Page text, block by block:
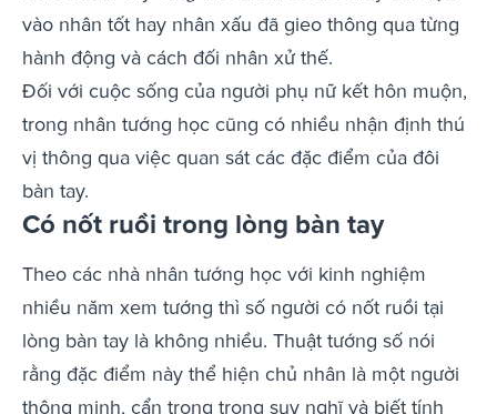
vào nhân tốt hay nhân xấu đã gieo thông qua từng
hành động và cách đối nhân xử thế.
Đối với cuộc sống của người phụ nữ kết hôn muộn,
trong nhân tướng học cũng có nhiều nhận định thú
vị thông qua việc quan sát các đặc điểm của đôi
bàn tay.
Có nốt ruồi trong lòng bàn tay
Theo các nhà nhân tướng học với kinh nghiệm
nhiều năm xem tướng thì số người có nốt ruồi tại
lòng bàn tay là không nhiều. Thuật tướng số nói
rằng đặc điểm này thể hiện chủ nhân là một người
thông minh, cẩn trọng trong suy nghĩ và biết tính